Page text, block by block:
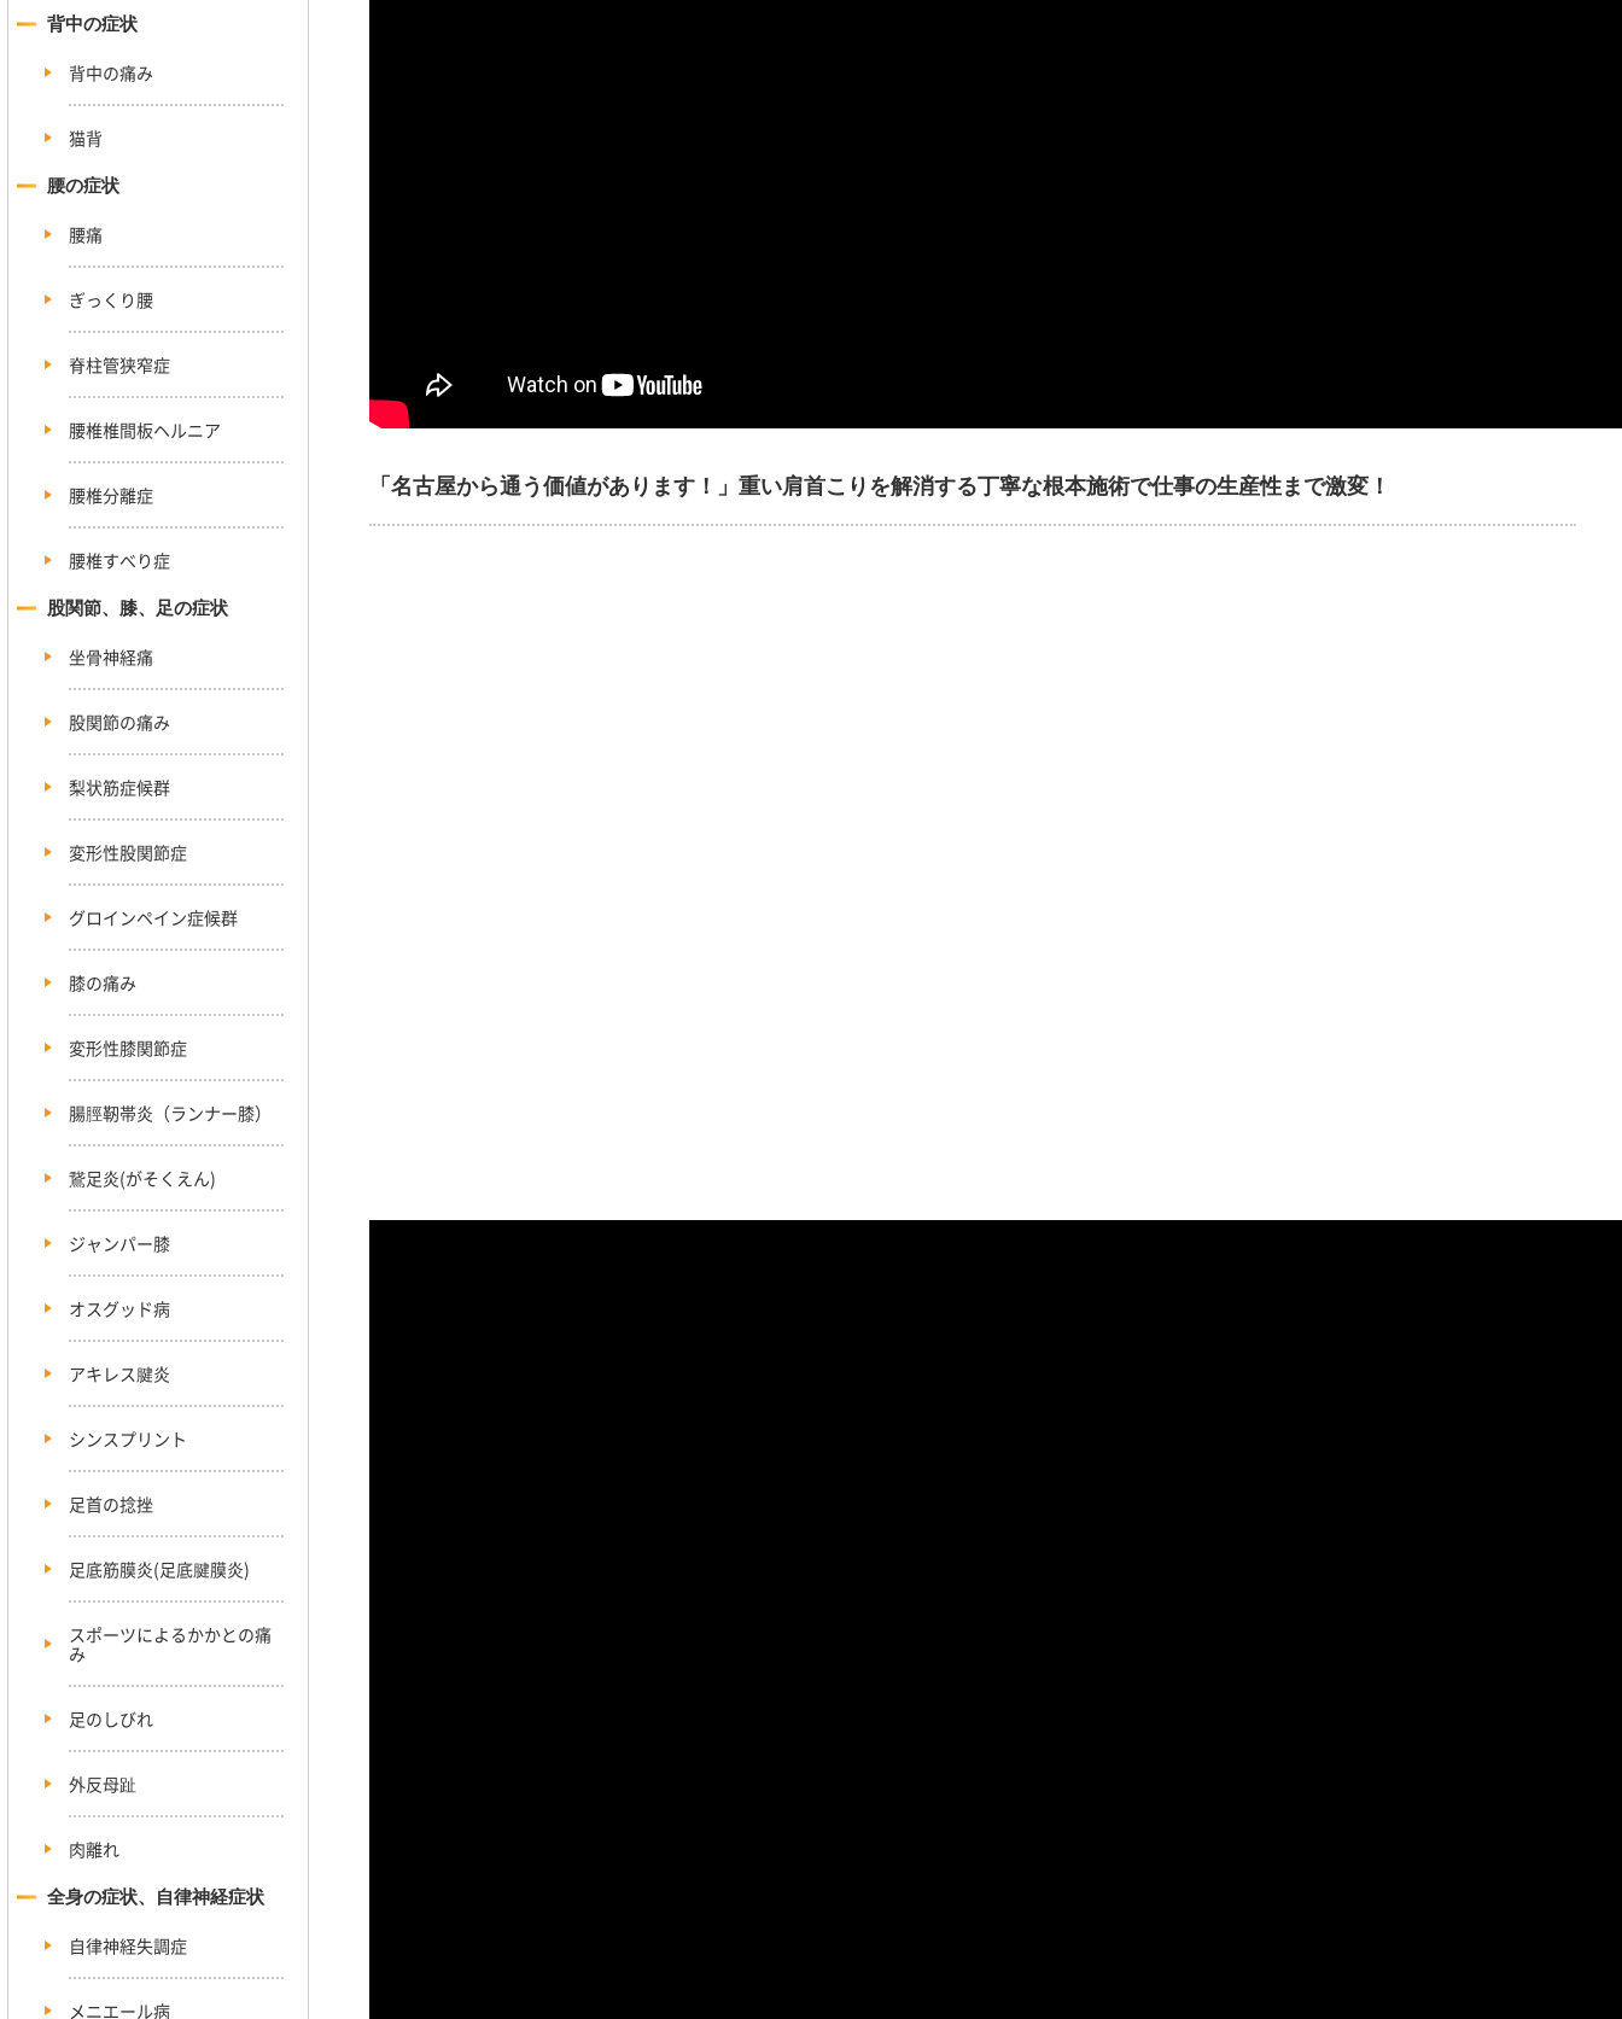
「名古屋から通う価値があります！」重い肩首こりを解消する丁寧な根本施術で仕事の生産性まで激変！
背中の症状
背中の痛み
猫背
腰の症状
腰痛
ぎっくり腰
脊柱管狭窄症
腰椎椎間板ヘルニア
腰椎分離症
腰椎すべり症
股関節、膝、足の症状
坐骨神経痛
股関節の痛み
梨状筋症候群
変形性股関節症
グロインペイン症候群
膝の痛み
変形性膝関節症
腸脛靭帯炎（ランナー膝）
鵞足炎(がそくえん)
ジャンパー膝
オスグッド病
アキレス腱炎
シンスプリント
足首の捻挫
足底筋膜炎(足底腱膜炎)
スポーツによるかかとの痛
み
足のしびれ
外反母趾
肉離れ
全身の症状、自律神経症状
自律神経失調症
メニエール病